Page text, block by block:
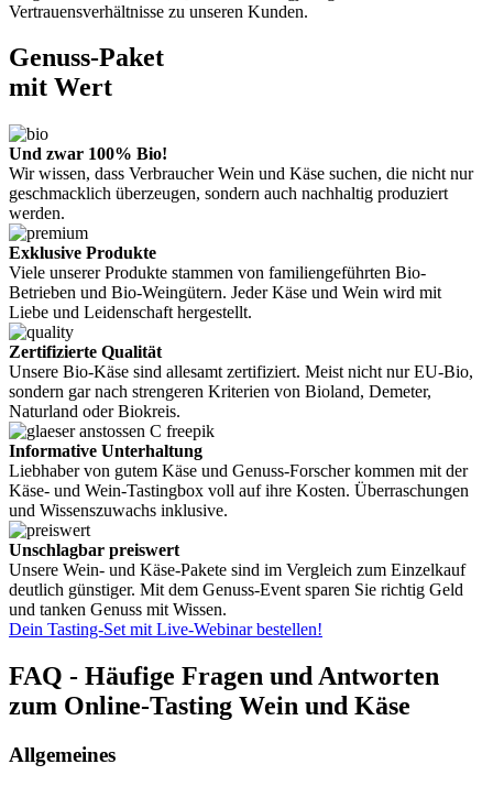
Vertrauensverhältnisse zu unseren Kunden.
Genuss-Paket
mit Wert
Und zwar 100% Bio!
Wir wissen, dass Verbraucher Wein und Käse suchen, die nicht nur
geschmacklich überzeugen, sondern auch nachhaltig produziert
werden.
Exklusive Produkte
Viele unserer Produkte stammen von familiengeführten Bio-
Betrieben und Bio-Weingütern. Jeder Käse und Wein wird mit
Liebe und Leidenschaft hergestellt.
Zertifizierte Qualität
Unsere Bio-Käse sind allesamt zertifiziert. Meist nicht nur EU-Bio,
sondern gar nach strengeren Kriterien von Bioland, Demeter,
Naturland oder Biokreis.
Informative Unterhaltung
Liebhaber von gutem Käse und Genuss-Forscher kommen mit der
Käse- und Wein-Tastingbox voll auf ihre Kosten. Überraschungen
und Wissenszuwachs inklusive.
Unschlagbar preiswert
Unsere Wein- und Käse-Pakete sind im Vergleich zum Einzelkauf
deutlich günstiger. Mit dem Genuss-Event sparen Sie richtig Geld
und tanken Genuss mit Wissen.
Dein Tasting-Set mit Live-Webinar bestellen!
FAQ - Häufige Fragen und Antworten
zum Online-Tasting Wein und Käse
Allgemeines